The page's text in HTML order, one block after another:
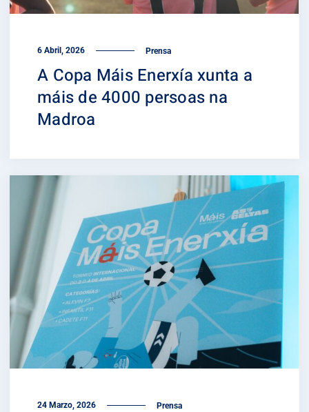
6 Abril, 2026 Prensa
A Copa Máis Enerxía xunta a
máis de 4000 persoas na
Madroa
24 Marzo, 2026 Prensa